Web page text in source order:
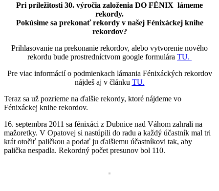
Pri príležitosti 30. výročia založenia DO FÉNIX lámeme
rekordy.
Pokúsime sa prekonať rekordy v našej Fénixáckej knihe
rekordov?
Prihlasovanie na prekonanie rekordov, alebo vytvorenie nového
rekordu bude prostredníctvom google formulára TU.
Pre viac informácií o podmienkach lámania Fénixáckých rekordov
nájdeš aj v článku TU.
Teraz sa už pozrieme na ďalšie rekordy, ktoré nájdeme vo
Fénixáckej knihe rekordov.
16. septembra 2011 sa fénixáci z Dubnice nad Váhom zahrali na
mažoretky. V Opatovej si nastúpili do radu a každý účastník mal tri
krát otočiť paličkou a podať ju ďalšiemu účastníkovi tak, aby
palička nespadla. Rekordný počet presunov bol 110.